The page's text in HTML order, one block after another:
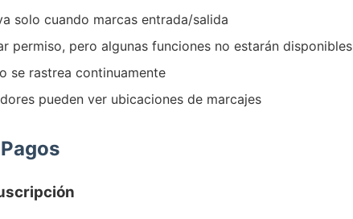
solo cuando marcas entrada/salida
permiso, pero algunas funciones no estarán disponibles
se rastrea continuamente
pueden ver ubicaciones de marcajes